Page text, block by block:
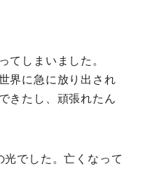
てしまいました。
界に急に放り出され
きたし、頑張れたん
でした。亡くなって